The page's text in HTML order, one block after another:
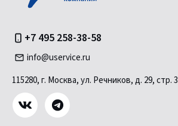
+7 495 258-38-58
info@uservice.ru
115280, г. Москва, ул. Речников, д. 29, стр. 3